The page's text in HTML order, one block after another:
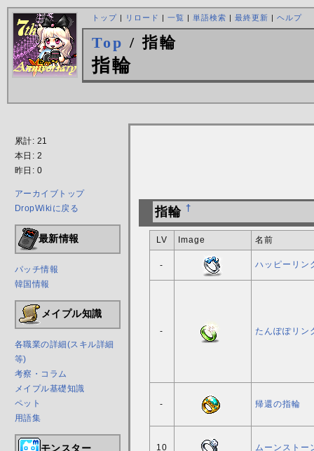
トップ| リロード | 一覧 | 単語検索 | 最終更新 | ヘルプ
Top / 指輪
指輪
累計: 21
本日: 2
昨日: 0
アーカイブトップ
DropWikiに戻る
最新情報
パッチ情報
韓国情報
メイプル知識
各職業の詳細(スキル詳細
等)
考察・コラム
メイプル基礎知識
ペット
用語集
モンスター
指輪 †
LV Image 名前
- ハッピーリン
- たんぽぽリン
- 帰還の指輪
10 ムーンストー